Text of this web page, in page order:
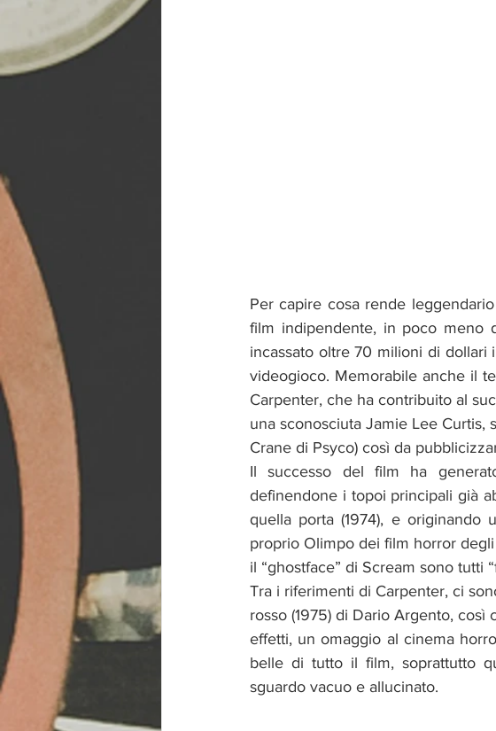
Per capire cosa rende
film indipendente, in poco meno
incassato oltre 70 milioni di
videogioco. Memorabile anche il
Carpenter, che ha contribuito al
una sconosciuta Jamie Lee Curtis,
Crane di Psyco) così da
Il successo del film ha
definendone i topoi principali già
quella porta (1974), e
proprio Olimpo dei film horror
il “ghostface” di Scream sono tutti
Tra i riferimenti di Carpenter, ci
rosso (1975) di Dario Argento,
effetti, un omaggio al cinema
belle di tutto il film, soprattutto
sguardo vacuo e allucinato.